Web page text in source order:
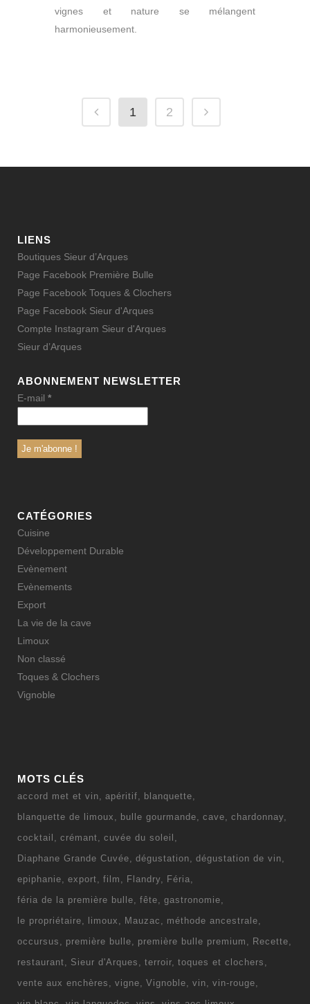
vignes et nature se mélangent
harmonieusement.
1 2
LIENS
Boutiques Sieur d’Arques
Page Facebook Première Bulle
Page Facebook Toques & Clochers
Page Facebook Sieur d'Arques
Compte Instagram Sieur d'Arques
Sieur d’Arques
ABONNEMENT NEWSLETTER
E-mail *
CATÉGORIES
Cuisine
Développement Durable
Evènement
Evènements
Export
La vie de la cave
Limoux
Non classé
Toques & Clochers
Vignoble
MOTS CLÉS
accord met et vin apéritif
blanquette
blanquette de limoux
bulle gourmande cave
chardonnay
cocktail
crémant
cuvée du soleil
Diaphane Grande Cuvée
dégustation
dégustation de vin
epiphanie
export film Flandry
Féria
féria de la première bulle
fête
gastronomie
le propriétaire
limoux Mauzac
méthode ancestrale
occursus
première bulle première bulle premium
Recette
restaurant
Sieur d'Arques terroir toques et clochers
vente aux enchères
vigne Vignoble vin
vin-rouge